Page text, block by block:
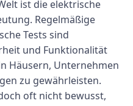
ist die elektrische
Regelmäßige
Tests sind
und Funktionalität
Häusern, Unternehmen
zu gewährleisten.
oft nicht bewusst,